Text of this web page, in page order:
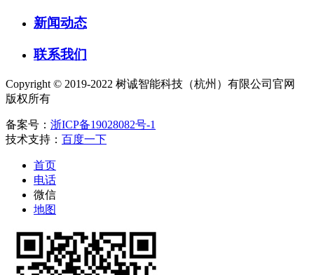
新闻动态
联系我们
Copyright © 2019-2022 树诚智能科技（杭州）有限公司官网
版权所有
备案号： 浙ICP备19028082号-1
技术支持： 百度一下
首页
电话
微信
地图